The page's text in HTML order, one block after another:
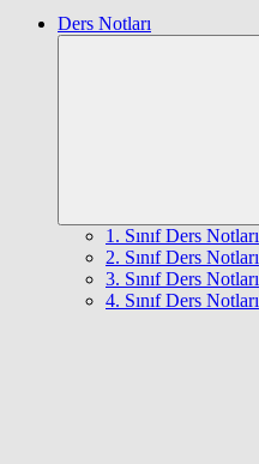
Ders Notları
1. Sınıf Ders Notları
2. Sınıf Ders Notları
3. Sınıf Ders Notları
4. Sınıf Ders Notları